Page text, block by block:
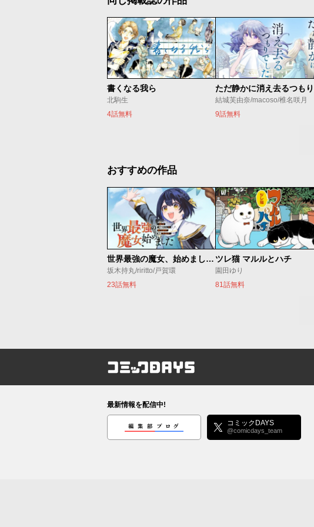
書くなる我ら
北駒生
4話無料
結城芙由奈/macoso/椎名咲月
9話無料
おすすめの作品
世界最強の魔女、始めました ～私だけ『攻略サイト』を見れる世界で自由に生きます～
坂木持丸/riritto/戸賀環
23話無料
ツレ猫 マルルとハチ
園田ゆり
81話無料
コミックDAYS
最新情報を配信中!
編集部ブログ コミックDAYS
@comicdays_team